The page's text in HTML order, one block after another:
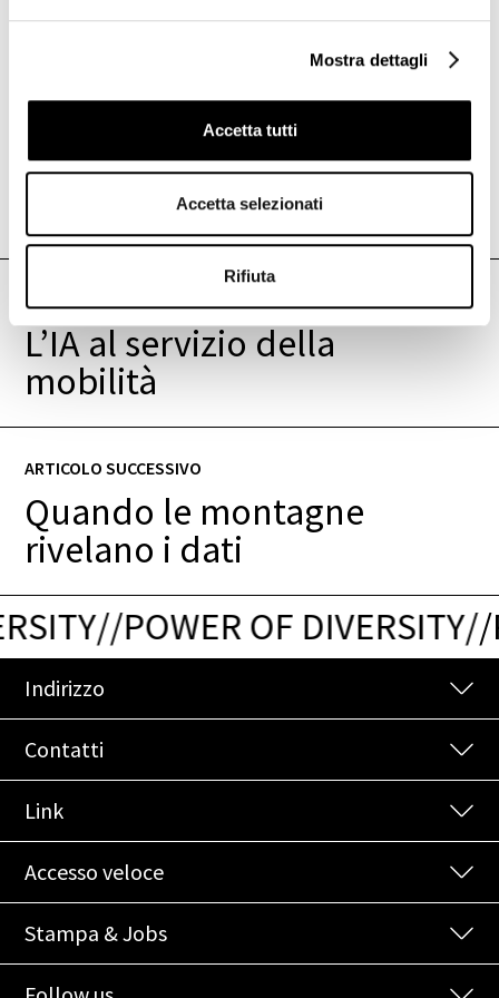
Mostra dettagli
Accetta tutti
Accetta selezionati
Rifiuta
ARTICOLO PRECEDENTE
L’IA al servizio della
mobilità
ARTICOLO SUCCESSIVO
Quando le montagne
rivelano i dati
//POWER OF DIVERSITY//
Indirizzo
Contatti
Link
Accesso veloce
Stampa & Jobs